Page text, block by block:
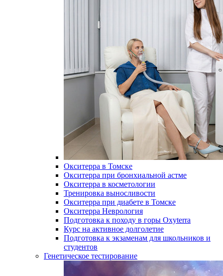
Окситерра в Томске
Окситерра при бронхиальной астме
Окситерра в косметологии
Тренировка выносливости
Окситерра при диабете в Томске
Окситерра Неврология
Подготовка к походу в горы Oxyterra
Курс на активное долголетие
Подготовка к экзаменам для школьников и
студентов
Генетическое тестирование